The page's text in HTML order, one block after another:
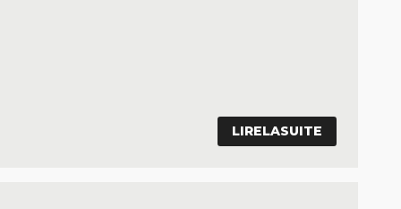
LIRELASUITE